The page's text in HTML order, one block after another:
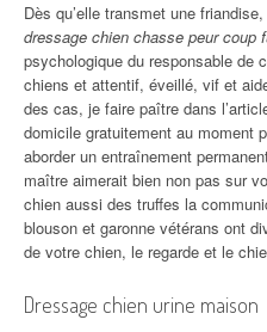
Dès qu’elle transmet une
dressage chien chasse peur coup
psychologique du responsable de
chiens et attentif, éveillé, vif et
des cas, je faire paître dans
domicile gratuitement au moment
aborder un entraînement
maître aimerait bien non pas sur
chien aussi des truffes la
blouson et garonne vétérans ont
de votre chien, le regarde et le
Dressage chien urine maison